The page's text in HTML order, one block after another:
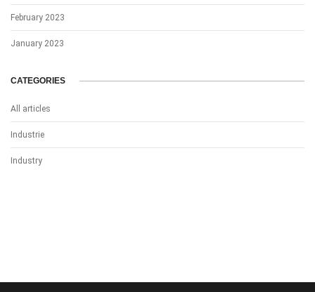
February 2023
January 2023
CATEGORIES
All articles
Industrie
Industry